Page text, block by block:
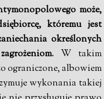
może,
któremu jest
określonych
. W takim
ograniczone, albowiem
wykonania takiej